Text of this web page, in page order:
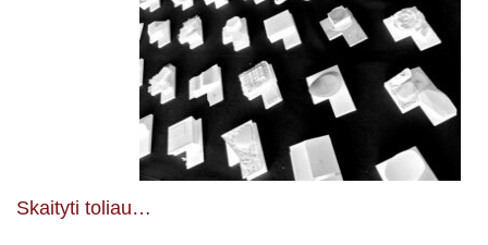
Skaityti toliau…